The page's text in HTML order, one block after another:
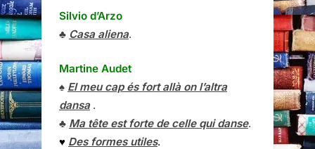
Silvio d’Arzo
♣ Casa aliena.
Martine Audet
♠ El meu cap és fort allà on l’altra
dansa.
♣ Ma tête est forte de celle qui danse.
♥ Des formes utiles.